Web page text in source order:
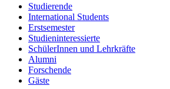
Studierende
International Students
Erstsemester
Studieninteressierte
SchülerInnen und Lehrkräfte
Alumni
Forschende
Gäste